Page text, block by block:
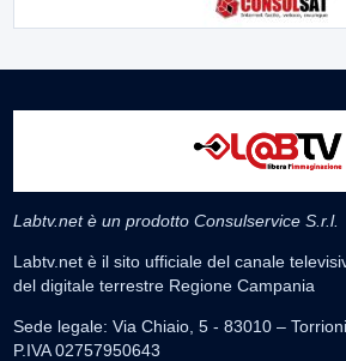
Labtv.net è un prodotto Consulservice S.r.l.
Labtv.net è il sito ufficiale del canale
del digitale terrestre Regione Campania
Sede legale: Via Chiaio, 5 - 83010 –
P.IVA 02757950643